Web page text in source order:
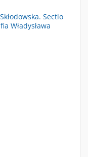
Sectio
Władysława